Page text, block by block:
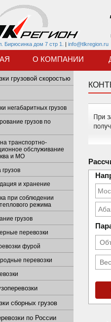
Бирюсинка дом 7 стр 1. | info@tlkregion.ru
О КОМПАНИИ
грузовой скоростью
негабаритных грузов
грузов по
транспортно-
обслуживание
и МО
грузов
и хранение
при соблюдении
режима
грузов
перевозки
фурой
перевозки
сборных грузов
по России